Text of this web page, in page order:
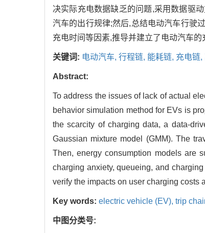
决实际充电数据缺乏的问题,采用数据驱
汽车的出行规律;然后,总结电动汽车行驶
充电时间等因素,推导并建立了电动汽车
关键词: 电动汽车, 行程链, 能耗链, 充电链,
Abstract:
To address the issues of lack of actual
behavior simulation method for EVs is
the scarcity of charging data, a data-
Gaussian mixture model (GMM). The
Then, energy consumption models are
charging anxiety, queueing, and
verify the impacts on user charging costs
Key words: electric vehicle (EV), trip
中图分类号: